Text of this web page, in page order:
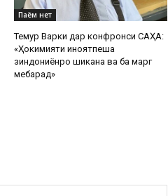
Паём нет
Темур Варки дар конфронси САҲА:
«Ҳокимияти ҷиноятпеша
зиндониёнро шиканҷа ва ба марг
мебарад»